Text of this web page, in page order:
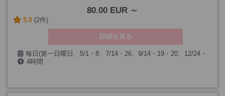
80.00 EUR
5.0 (2件)
詳細を見る
毎日(第一日曜日、5/1・8、7/14・26、9/14・19・20、12/24・
25・31、1/1を除く)
4時間